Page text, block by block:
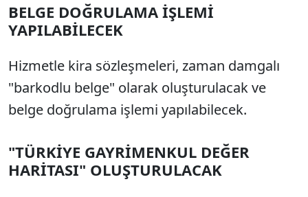
BELGE DOĞRULAMA İŞLEMİ
YAPILABİLECEK
Hizmetle kira sözleşmeleri, zaman damgalı
"barkodlu belge" olarak oluşturulacak ve
belge doğrulama işlemi yapılabilecek.
"TÜRKİYE GAYRİMENKUL DEĞER
HARİTASI" OLUŞTURULACAK